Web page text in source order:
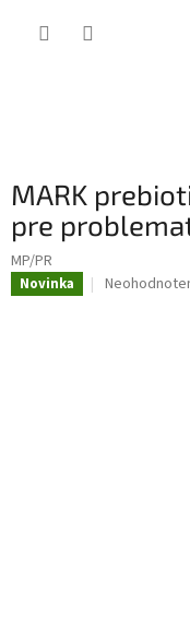
MARK
pre
MP/PR
Novinka
Priemerné